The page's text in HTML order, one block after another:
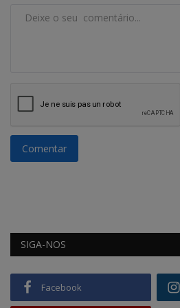
Comentar
SIGA-NOS
Facebook